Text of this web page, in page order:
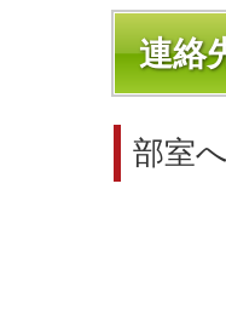
連絡
部室